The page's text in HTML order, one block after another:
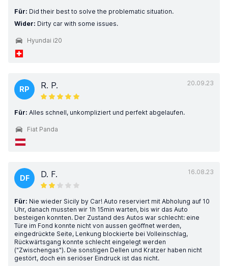
Für: Did their best to solve the problematic situation.
Wider: Dirty car with some issues.
Hyundai i20
20.09.23
RP R. P.
Für: Alles schnell, unkompliziert und perfekt abgelaufen.
Fiat Panda
16.08.23
DF D. F.
Für: Nie wieder Sicily by Car! Auto reserviert mit Abholung auf 10
Uhr, danach mussten wir 1h 15min warten, bis wir das Auto
besteigen konnten. Der Zustand des Autos war schlecht: eine
Türe im Fond konnte nicht von aussen geöffnet werden,
eingedrückte Seite, Lenkung blockierte bei Volleinschlag,
Rückwärtsgang konnte schlecht eingelegt werden
("Zwischengas"). Die sonstigen Dellen und Kratzer haben nicht
gestört, doch ein seriöser Eindruck ist das nicht.